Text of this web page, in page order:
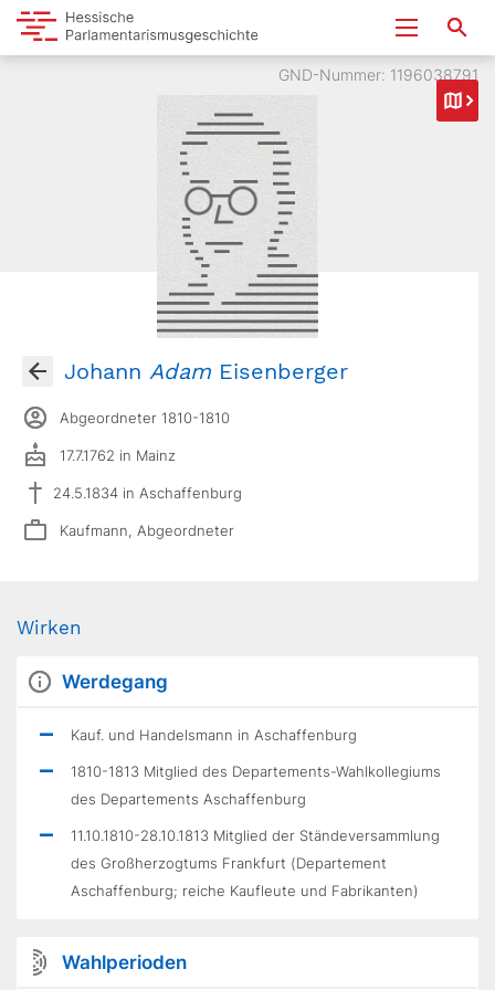
GND-Nummer: 1196038791
Johann Adam Eisenberger
Abgeordneter 1810-1810
17.7.1762 in Mainz
24.5.1834 in Aschaffenburg
Kaufmann, Abgeordneter
Wirken
Werdegang
Kauf. und Handelsmann in Aschaffenburg
1810-1813 Mitglied des Departements-Wahlkollegiums
des Departements Aschaffenburg
11.10.1810-28.10.1813 Mitglied der Ständeversammlung
des Großherzogtums Frankfurt (Departement
Aschaffenburg; reiche Kaufleute und Fabrikanten)
Wahlperioden